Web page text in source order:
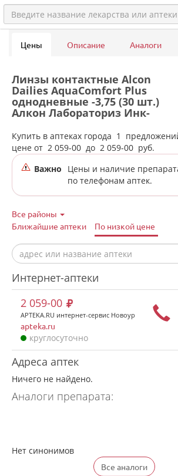
Цены Описание Аналоги
Линзы контактные Alcon
Dailies AquaComfort Plus
однодневные -3,75 (30 шт.)
Алкон Лабораториз Инк-
Сингапур/США в аптеках
города Новоуральска
Купить в аптеках города 1
цене от 2 059-00 до 2 059-00 руб.
Важно
Цены и наличие
по телефонам аптек.
Все районы
Ближайшие аптеки
По низкой цене
Интернет-аптеки
2 059-00
APTEKA.RU интернет-сервис Новоур
apteka.ru
круглосуточно
Адреса аптек
Ничего не найдено.
Аналоги препарата:
Нет синонимов
Все аналоги